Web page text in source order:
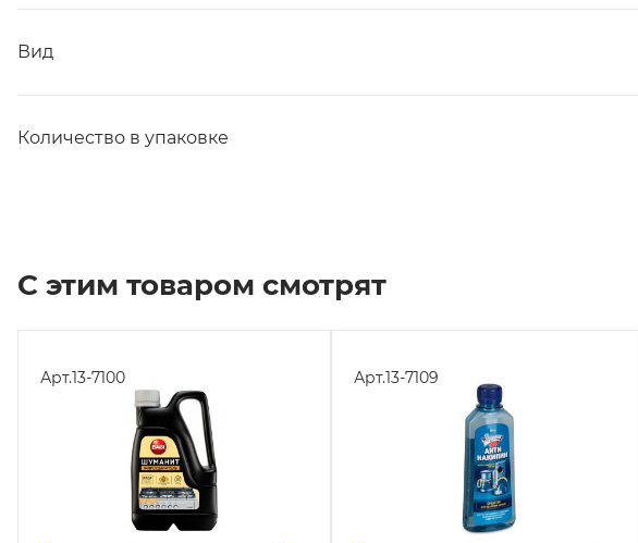
Вид
Количество в упаковке
С этим товаром смотрят
Арт.13-7100 Арт.13-7109